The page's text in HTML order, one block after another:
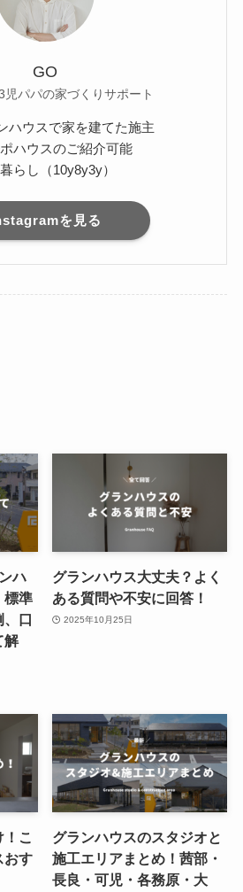
GO
児パパの家づくりサポート
ハウスで家を建てた施主
ハウスのご紹介可能
らし（10y8y3y）
を見る
ハ
標準
口
解
グランハウス大丈夫？よく
ある質問や不安に回答！
2025年10月25日
こ
おす
グランハウスのスタジオと
施工エリアまとめ！茜部・
長良・可児・各務原・大